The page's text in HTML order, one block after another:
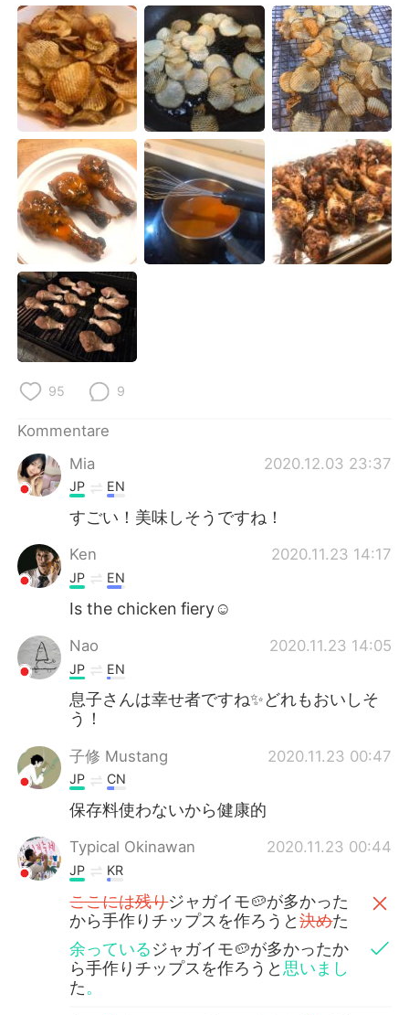
95 9
Kommentare
Mia
2020.12.03 23:37
JP EN
すごい！美味しそうですね！
Ken 2020.11.23 14:17
JP EN
Is the chicken fiery☺
Nao 2020.11.23 14:05
JP EN
息子さんは幸せ者ですね✨どれもおいしそ
う！
子修 Mustang 2020.11.23 00:47
JP CN
保存料使わないから健康的
Typical Okinawan 2020.11.23 00:44
JP KR
ここには残りジャガイモ🥔が多かった
から手作りチップスを作ろうと決めた
余っているジャガイモ🥔が多かったか
ら手作りチップスを作ろうと 思いまし
た。